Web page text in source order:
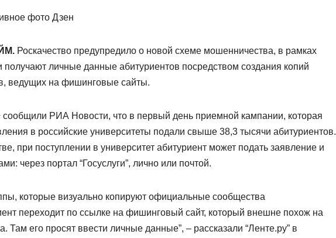
фото Дзен
Роскачество предупредило о новой схеме мошенничества, в рамках
личные данные абитуриентов посредством создания копий
ведущих на фишинговые сайты.
РИА Новости, что в первый день приемной кампании, которая
в российские университеты подали свыше 38,3 тысячи абитуриентов.
при поступлении в университет абитуриент может подать заявление и
через портал “Госуслуги”, лично или почтой.
которые визуально копируют официальные сообщества
переходит по ссылке на фишинговый сайт, который внешне похож на
Там его просят ввести личные данные”, – рассказали “Ленте.ру” в